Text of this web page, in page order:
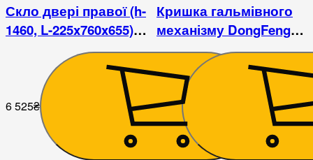
Скло двері правої (h-
1460, L-225x760x655)
DF244DHXC
6 525₴
Кришка гальмівного
механізму DongFeng
240/244
567₴